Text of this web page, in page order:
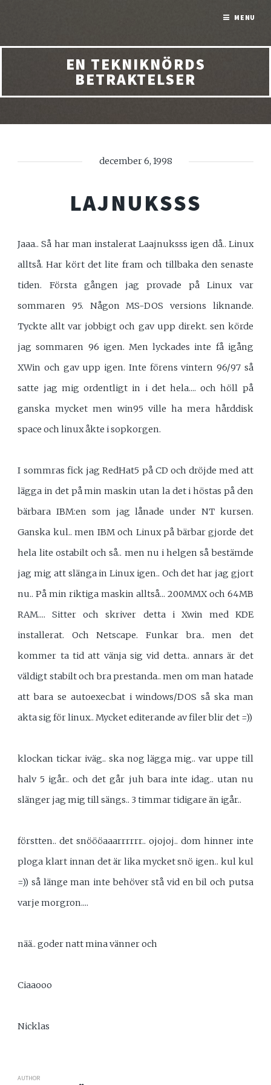
EN TEKNIKNÖRDS
BETRAKTELSER
december 6, 1998
LAJNUKSSS
Jaaa.. Så har man instalerat Laajnuksss igen då.. Linux
alltså. Har kört det lite fram och tillbaka den senaste
tiden. Första gången jag provade på Linux var
sommaren 95. Någon MS-DOS versions liknande.
Tyckte allt var jobbigt och gav upp direkt. sen körde
jag sommaren 96 igen. Men lyckades inte få igång
XWin och gav upp igen. Inte förens vintern 96/97 så
satte jag mig ordentligt in i det hela.... och höll på
ganska mycket men win95 ville ha mera hårddisk
space och linux åkte i sopkorgen.
I sommras fick jag RedHat5 på CD och dröjde med att
lägga in det på min maskin utan la det i höstas på den
bärbara IBM:en som jag lånade under NT kursen.
Ganska kul.. men IBM och Linux på bärbar gjorde det
hela lite ostabilt och så.. men nu i helgen så bestämde
jag mig att slänga in Linux igen.. Och det har jag gjort
nu.. På min riktiga maskin alltså... 200MMX och 64MB
RAM.... Sitter och skriver detta i Xwin med KDE
installerat. Och Netscape. Funkar bra.. men det
kommer ta tid att vänja sig vid detta.. annars är det
väldigt stabilt och bra prestanda.. men om man hatade
att bara se autoexec.bat i windows/DOS så ska man
akta sig för linux.. Mycket editerande av filer blir det =))
klockan tickar iväg.. ska nog lägga mig.. var uppe till
halv 5 igår.. och det går juh bara inte idag.. utan nu
slänger jag mig till sängs.. 3 timmar tidigare än igår..
förstten.. det snöööaaarrrrrr.. ojojoj.. dom hinner inte
ploga klart innan det är lika mycket snö igen.. kul kul
=)) så länge man inte behöver stå vid en bil och putsa
varje morgron....
nää.. goder natt mina vänner och
Ciaaooo
Nicklas
AUTHOR
MENU